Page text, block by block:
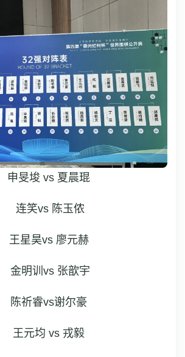
申旻埈 vs 夏晨琨
连笑vs 陈玉侬
王星昊vs 廖元赫
金明训vs 张歆宇
陈祈睿vs谢尔豪
王元均 vs 戎毅